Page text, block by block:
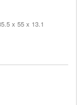
x 55 x 13.1